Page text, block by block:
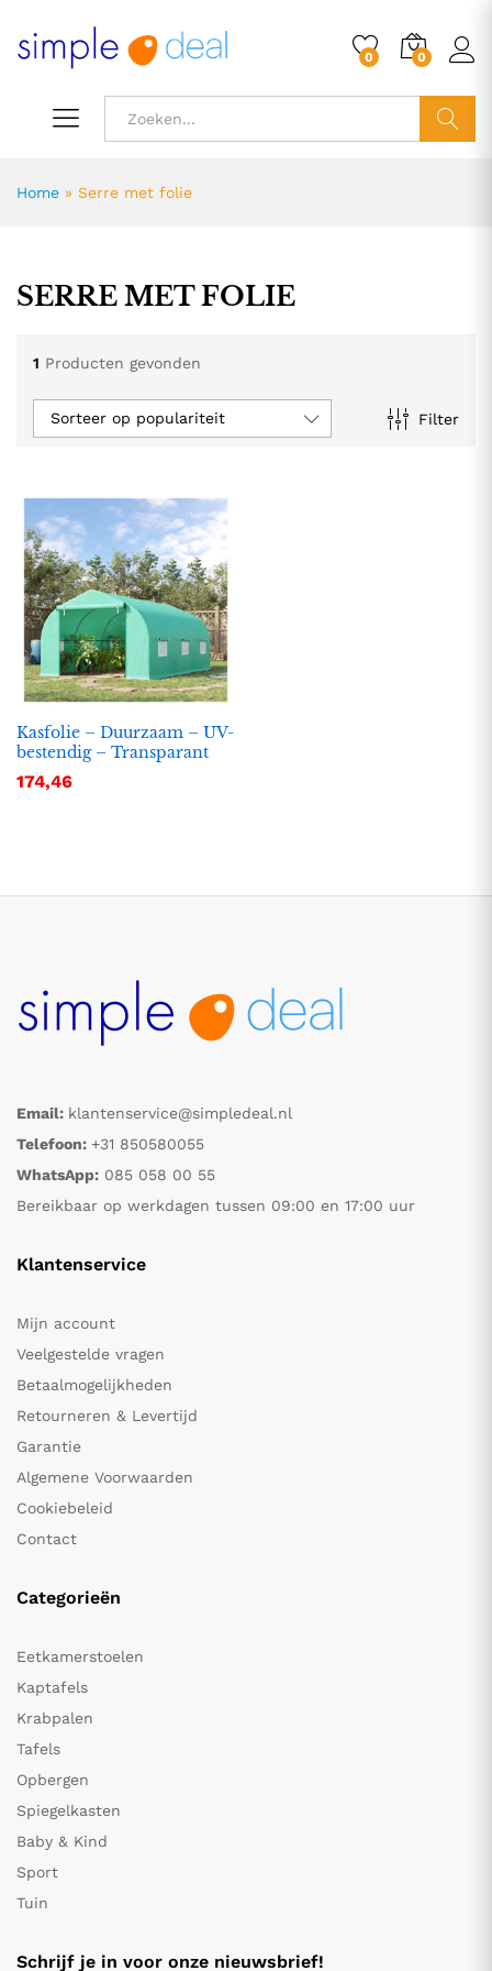
0 0
Home » Serre met folie
SERRE MET FOLIE
1 Producten gevonden
Filter
Sorteer op populariteit
Kasfolie – Duurzaam – UV-
bestendig – Transparant
174,46
Email: klantenservice@simpledeal.nl
Telefoon: +31 850580055
WhatsApp: 085 058 00 55
Bereikbaar op werkdagen tussen 09:00 en 17:00 uur
Klantenservice
Mijn account
Veelgestelde vragen
Betaalmogelijkheden
Retourneren & Levertijd
Garantie
Algemene Voorwaarden
Cookiebeleid
Contact
Categorieën
Eetkamerstoelen
Kaptafels
Krabpalen
Tafels
Opbergen
Spiegelkasten
Baby & Kind
Sport
Tuin
Schrijf je in voor onze nieuwsbrief!